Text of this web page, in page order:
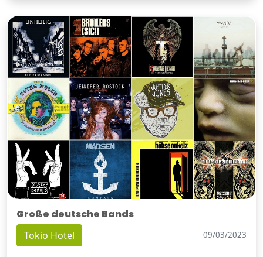
Große deutsche Bands
Tokio Hotel 09/03/2023